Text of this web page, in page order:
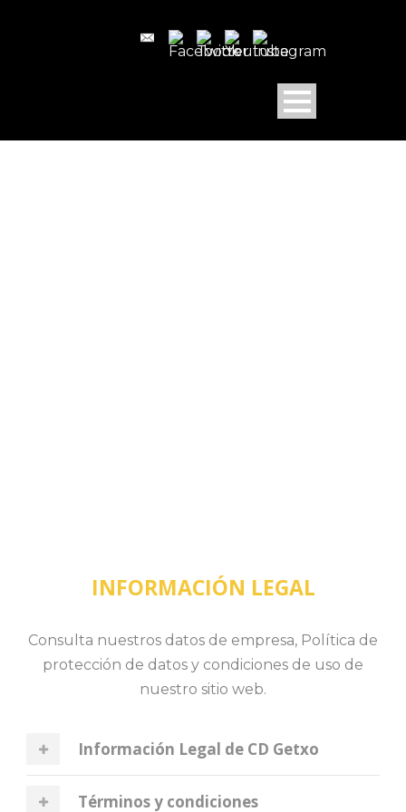
INFORMACIÓN LEGAL
Consulta nuestros datos de empresa, Política de
protección de datos y condiciones de uso de
nuestro sitio web.
Información Legal de CD Getxo
Términos y condiciones